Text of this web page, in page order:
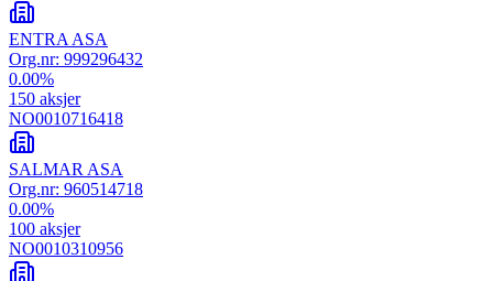
ENTRA ASA
Org.nr: 999296432
0.00%
150 aksjer
NO0010716418
SALMAR ASA
Org.nr: 960514718
0.00%
100 aksjer
NO0010310956